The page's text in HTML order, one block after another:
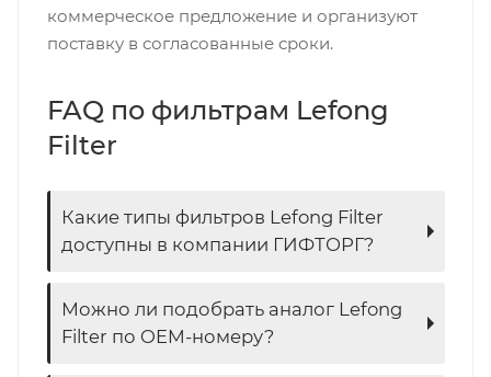
коммерческое предложение и организуют
поставку в согласованные сроки.
FAQ по фильтрам Lefong
Filter
Какие типы фильтров Lefong Filter
доступны в компании ГИФТОРГ?
Можно ли подобрать аналог Lefong
Filter по OEM-номеру?